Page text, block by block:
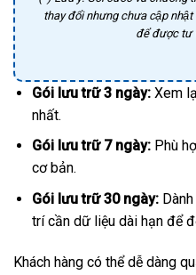
thay đổi nhưng chưa cập
để được tư
Gói lưu trữ 3 ngày:Xem
nhất.
Gói lưu trữ 7 ngày:Phù
cơ bản.
Gói lưu trữ 30 ngày:Dành
trí cần dữ liệu dài hạn để
Khách hàng có thể dễ dàng